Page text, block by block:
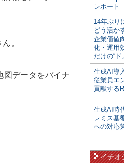
。
図データをバイナ
レポート
14年ぶり
どう活か
企業価値
化・運用
だけの“ド
生成AI導
従業員エ
貢献する
生成AI時
レミス基
への対応
イチオ